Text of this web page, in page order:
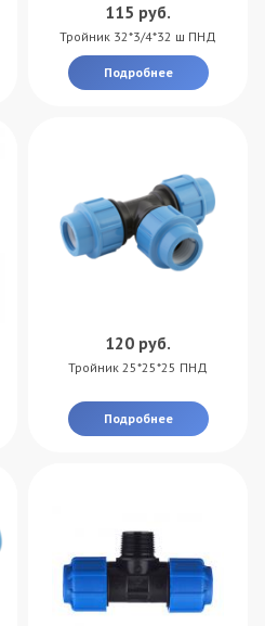
115 руб.
Тройник 32*3/4*32 ш ПНД
Подробнее
120 руб.
Тройник 25*25*25 ПНД
Подробнее